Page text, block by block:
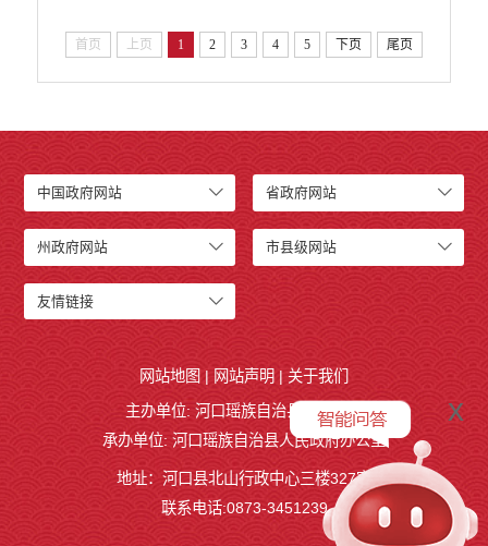
首页 上页 1 2 3 4 5 下页 尾页
中国政府网站 省政府网站
州政府网站 市县级网站
友情链接
网站地图 | 网站声明 | 关于我们
主办单位: 河口瑶族自治县人民政府
承办单位: 河口瑶族自治县人民政府办公室
地址：河口县北山行政中心三楼327室
联系电话:0873-3451239
x